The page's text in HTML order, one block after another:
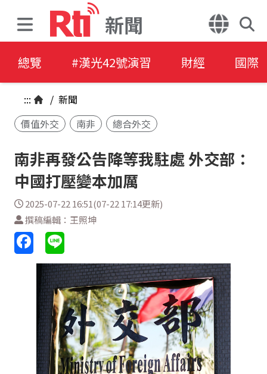
新聞
總覽 #漢光42號演習 財經 國際
::: / 新聞
價值外交
南非 總合外交
南非再發公告降等我駐處 外交部：
中國打壓變本加厲
2025-07-22 16:51(07-22 17:14更新)
撰稿編輯：王照坤